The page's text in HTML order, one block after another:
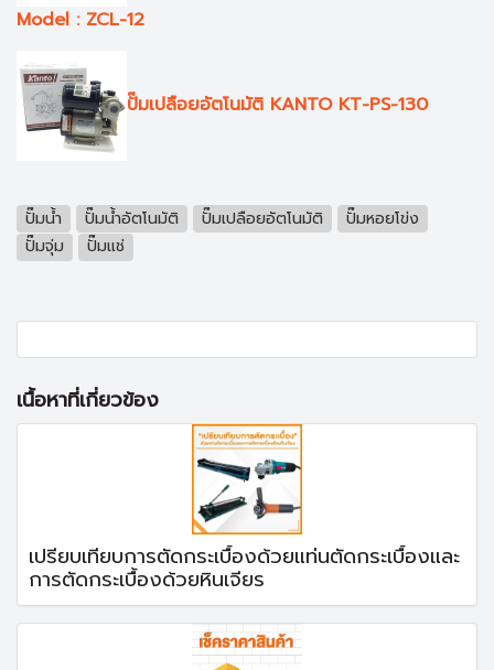
Model : ZCL-12
ปั๊มเปลือยอัตโนมัติ KANTO KT-PS-130
ปั๊มน้ำ ปั๊มน้ำอัตโนมัติ ปั๊มเปลือยอัตโนมัติ
ปั๊มหอยโข่ง
ปั๊มจุ่ม
ปั๊มแช่
เนื้อหาที่เกี่ยวข้อง
เปรียบเทียบการตัดกระเบื้องด้วยแท่นตัดกระเบื้องและ
การตัดกระเบื้องด้วยหินเจียร